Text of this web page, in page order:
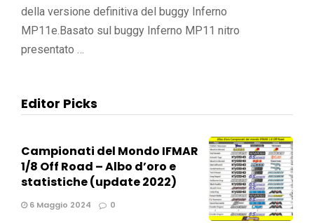
della versione definitiva del buggy Inferno
MP11e.Basato sul buggy Inferno MP11 nitro
presentato …
Editor Picks
Campionati del Mondo IFMAR
1/8 Off Road – Albo d’oro e
statistiche (update 2022)
6 Maggio 2024 0